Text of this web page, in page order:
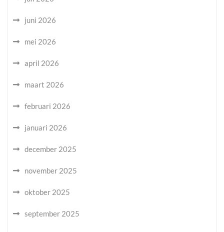
juni 2026
mei 2026
april 2026
maart 2026
februari 2026
januari 2026
december 2025
november 2025
oktober 2025
september 2025